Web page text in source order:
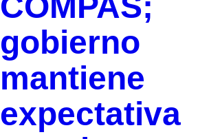
gobierno
mantiene
expectativa